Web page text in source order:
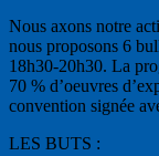
Nous axons notre
nous proposons 6
18h30-20h30. La
70 % d’oeuvres
convention signée
LES BUTS :